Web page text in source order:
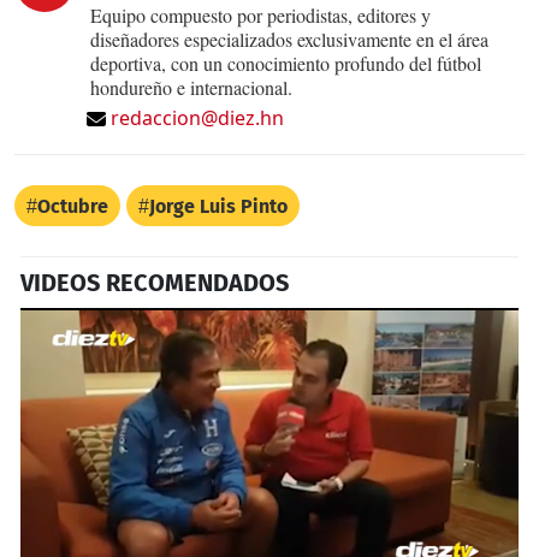
Equipo compuesto por periodistas, editores y
diseñadores especializados exclusivamente en el área
deportiva, con un conocimiento profundo del fútbol
hondureño e internacional.
redaccion@diez.hn
Octubre Jorge Luis Pinto
VIDEOS RECOMENDADOS